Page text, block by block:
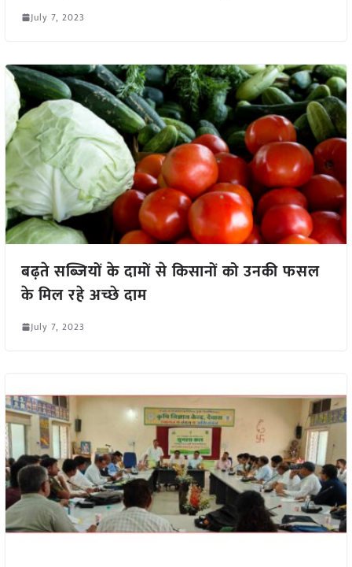
July 7, 2023
बढ़ते सब्जियों के दामों से किसानों को उनकी फसल
के मिल रहे अच्छे दाम
July 7, 2023